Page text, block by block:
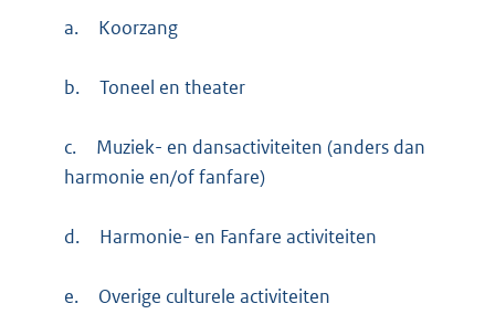
a. Koorzang
b. Toneel en theater
c.
Muziek- en dansactiviteiten (anders dan
harmonie en/of fanfare)
d. Harmonie- en Fanfare activiteiten
e. Overige culturele activiteiten